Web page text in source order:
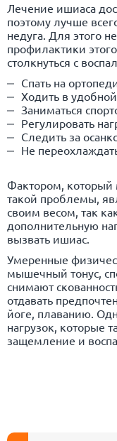
Лечение ишиаса
поэтому лучше
недуга. Для этого
профилактики
столкнуться с
Спать на
Ходить в
Заниматься
Регулировать
Следить за
Не
Фактором, который
такой проблемы,
своим весом, так
дополнительную
вызвать ишиас.
Умеренные
мышечный тонус,
снимают
отдавать
йоге, плаванию.
нагрузок, которые
защемление и